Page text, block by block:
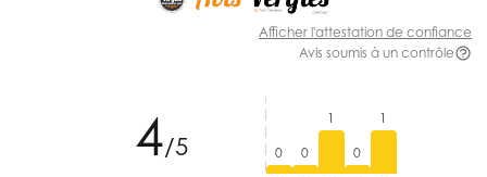
Afficher l'attestation de confiance
Avis soumis à un contrôle
4/5 0 0
1
0
1